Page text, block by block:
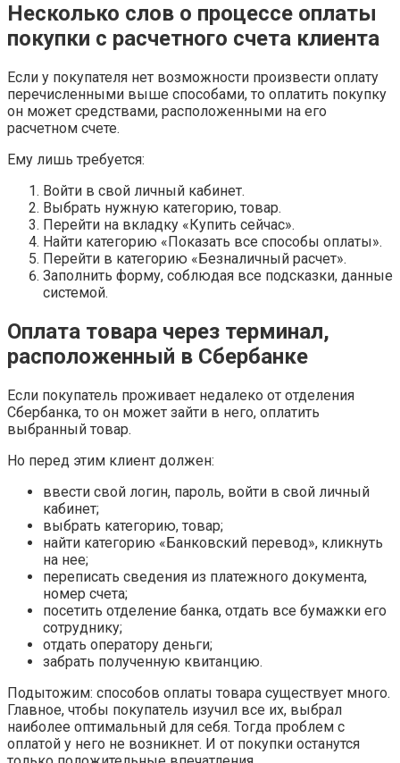
Несколько слов о процессе оплаты
покупки с расчетного счета клиента
Если у покупателя нет возможности произвести оплату
перечисленными выше способами, то оплатить покупку
он может средствами, расположенными на его
расчетном счете.
Ему лишь требуется:
Войти в свой личный кабинет.
Выбрать нужную категорию, товар.
Перейти на вкладку «Купить сейчас».
Найти категорию «Показать все способы оплаты».
Перейти в категорию «Безналичный расчет».
Заполнить форму, соблюдая все подсказки, данные
системой.
Оплата товара через терминал,
расположенный в Сбербанке
Если покупатель проживает недалеко от отделения
Сбербанка, то он может зайти в него, оплатить
выбранный товар.
Но перед этим клиент должен:
ввести свой логин, пароль, войти в свой личный
кабинет;
выбрать категорию, товар;
найти категорию «Банковский перевод», кликнуть
на нее;
переписать сведения из платежного документа,
номер счета;
посетить отделение банка, отдать все бумажки его
сотруднику;
отдать оператору деньги;
забрать полученную квитанцию.
Подытожим: способов оплаты товара существует много.
Главное, чтобы покупатель изучил все их, выбрал
наиболее оптимальный для себя. Тогда проблем с
оплатой у него не возникнет. И от покупки останутся